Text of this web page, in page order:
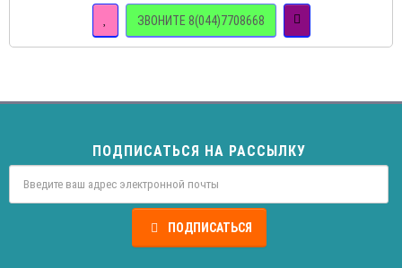
ЗВОНИТЕ 8(044)7708668
ПОДПИСАТЬСЯ НА РАССЫЛКУ
ПОДПИСАТЬСЯ